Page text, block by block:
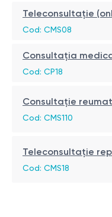
Teleconsultație
Cod: CMS08
Consultația
Cod: CP18
Consultație
Cod: CMS110
Teleconsultație
Cod: CMS18